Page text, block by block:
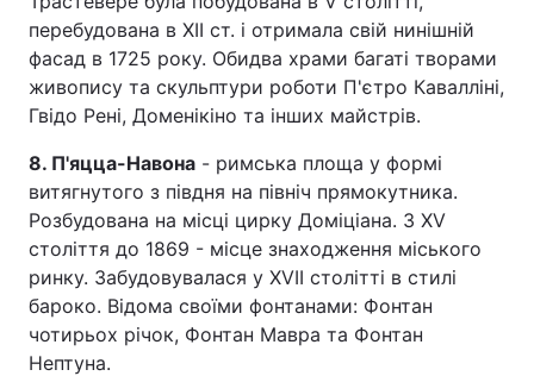
перебудована в XII ст. і отримала свій нинішній
фасад в 1725 року. Обидва храми багаті творами
живопису та скульптури роботи П'єтро Кавалліні,
Гвідо Рені, Доменікіно та інших майстрів.
8. П'яцца-Навона - римська площа у формі
витягнутого з півдня на північ прямокутника.
Розбудована на місці цирку Доміціана. З XV
століття до 1869 - місце знаходження міського
ринку. Забудовувалася у XVII столітті в стилі
бароко. Відома своїми фонтанами: Фонтан
чотирьох річок, Фонтан Мавра та Фонтан
Нептуна.